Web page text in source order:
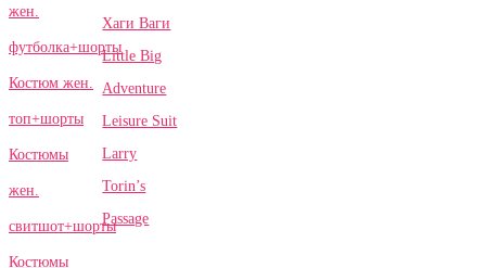
жен.
футболка+шорты
Костюм жен.
топ+шорты
Костюмы
жен.
свитшот+шорты
Костюмы
Хаги Ваги
Little Big
Adventure
Leisure Suit
Larry
Torin’s
Passage